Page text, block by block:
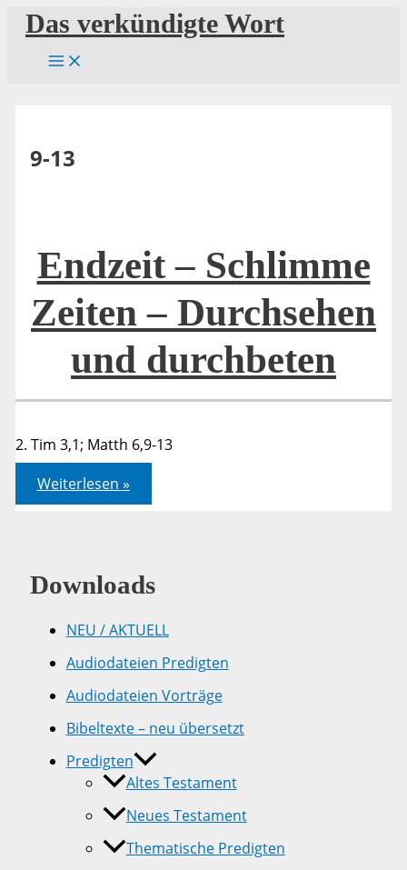
Zum
Inhalt
springen
Das verkündigte Wort
9-13
Endzeit – Schlimme
Zeiten – Durchsehen
und durchbeten
2. Tim 3,1; Matth 6,9-13
Endzeit
–
Schlimme
durchbeten
Weiterlesen »
Downloads
NEU / AKTUELL
Audiodateien Predigten
Audiodateien Vorträge
Bibeltexte – neu übersetzt
Predigten
Altes Testament
Neues Testament
Thematische Predigten